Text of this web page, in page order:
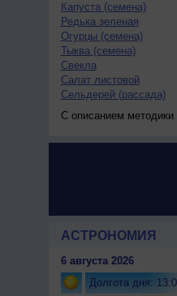
Капуста (семена)
Редька зеленая
Огурцы (семена)
Тыква (семена)
Свекла
Салат листовой
Сельдерей (рассада)
С описанием методики
АСТРОНОМИЯ
6 августа 2026
Долгота дня: